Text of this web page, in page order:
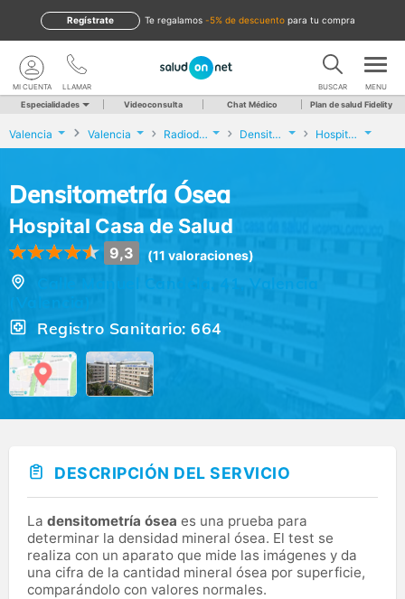
te regalamos -5% de descuento para tu compra
Regístrate
LLAMAR
MI CUENTA BUSCAR MENU
Especialidades Videoconsulta Chat Médico Plan de salud Fidelity
Valencia Valencia Radiodiagnóstico Densitometría Ósea Hospital Casa de Salud
Densitometría Ósea
Hospital Casa de Salud
9,3 (11 valoraciones)
Calle Manuel Candela, 41, Valencia
Registro Sanitario: 664
DESCRIPCIÓN DEL SERVICIO
La densitometría ósea es una prueba para
determinar la densidad mineral ósea. El test se
realiza con un aparato que mide las imágenes y da
una cifra de la cantidad mineral ósea por superficie,
comparándolo con valores normales.